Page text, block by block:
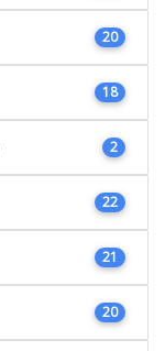
20
18
2
22
21
20